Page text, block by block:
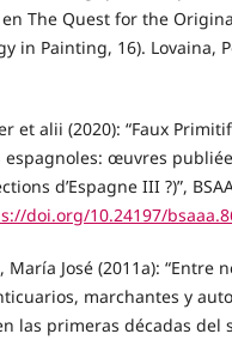
en The Quest for the
in Painting, 16). Lovaina,
et alii (2020): “Faux
espagnoles: œuvres
d’Espagne III ?)”,
doi.org/10.24197/
José (2011a): “Entre
marchantes y
las primeras décadas del